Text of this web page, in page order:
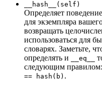
__hash__(self)
Определяет
для экземпляра
возвращать
использоваться для
словарях. Заметьте,
определять и
__eq__
следующим правилом:
== hash(b) .